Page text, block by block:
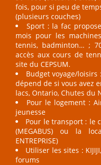
fois, pour si peu de
(plusieurs couches)
Sport : la fac
mois pour les
tennis, badminton… ;
accès aux cours de
site du CEPSUM.
Budget voyage/
dépend de si vous avez
lacs, Ontario, Chutes du
Pour le logement :
jeunesse
Pour le transport : le
(MEGABUS) ou la
ENTREPRISE)
Utiliser les sites :
forums